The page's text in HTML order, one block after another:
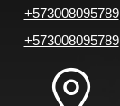
+573008095789
+573008095789